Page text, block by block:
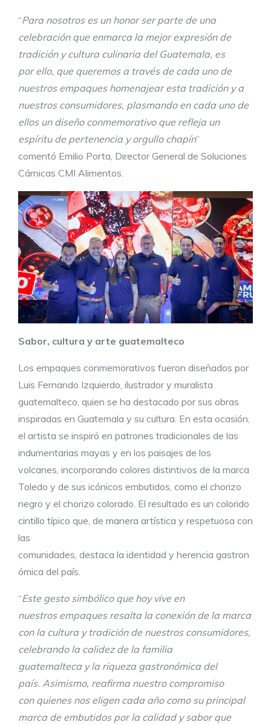
“Para nosotros es un honor ser parte de una
celebración que enmarca la mejor expresión de
tradición y cultura culinaria del Guatemala, es
porello, que queremos a través de cada uno de
nuestros empaques homenajear esta tradición y a
nuestros consumidores, plasmando en cada uno de
ellos un diseño conmemorativo que refleja un
espíritu de pertenencia y orgullo chapín”
comentó Emilio Porta, Director General de Soluciones
Cárnicas CMI Alimentos.
Sabor, cultura y arte guatemalteco
Los empaques conmemorativos fueron diseñados por
Luis Fernando Izquierdo, ilustrador y muralista
guatemalteco, quien se ha destacado por sus obras
inspiradas en Guatemala y su cultura. En esta ocasión,
el artista se inspiró en patrones tradicionales de las
indumentarias mayas y en los paisajes de los
volcanes, incorporando colores distintivos de la marca
Toledo y de sus icónicos embutidos, como el chorizo
negro y el chorizo colorado. El resultado es un colorido
cintillo típico que, de manera artística y respetuosa con
las
comunidades, destaca la identidad y herencia gastron
ómica del país.
“Este gesto simbólico que hoy vive en
nuestros empaques resalta la conexión de la marca
con la cultura y tradiciónde nuestros consumidores,
celebrandola calidez de la familia
guatemaltecay la riqueza gastronómica del
país. Asimismo, reafirma nuestro compromiso
conquienes nos eligen cada año como su principal
marca de embutidos por la calidad y sabor que